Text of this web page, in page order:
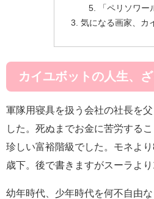
「ペリソワー
気になる画家、カ
カイユボットの人生、ざ
軍隊用寝具を扱う会社の社長を
した。死ぬまでお金に苦労する
珍しい富裕階級でした。モネよ
歳下。後で書きますがスーラより
幼年時代、少年時代を何不自由